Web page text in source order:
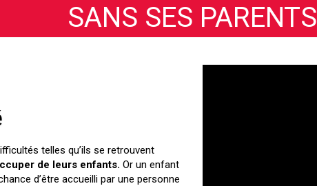
SANS SES PARENTS
telles qu’ils se retrouvent
de leurs enfants. Or un enfant
d’être accueilli par une personne